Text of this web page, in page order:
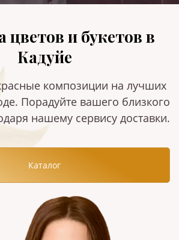
цветов и букетов в
Кадуйе
композиции на лучших
Порадуйте вашего близкого
нашему сервису доставки.
Каталог